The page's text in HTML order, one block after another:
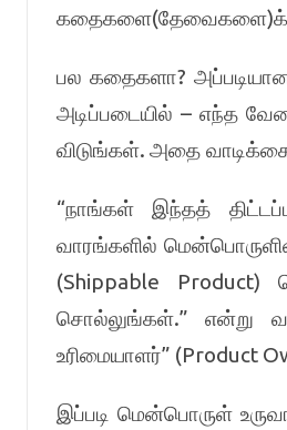
கதைகளை(தேவைகளை)
பல கதைகளா?
அடிப்படையில்– எந்த
விடுங்கள். அதை
“நாங்கள் இந்தத்
வாரங்களில் மென்பொருளின்
(Shippable Product)
சொல்லுங்கள்.”என்று
உரிமையாளர்” (Product
இப்படி மென்பொருள்